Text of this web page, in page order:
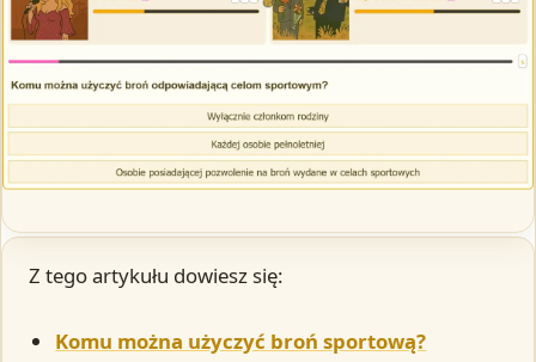
Z tego artykułu dowiesz się:
Komu można użyczyć broń sportową?